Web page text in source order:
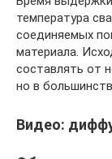
температура
соединяемых
материала.
составлять от
но в
Видео: